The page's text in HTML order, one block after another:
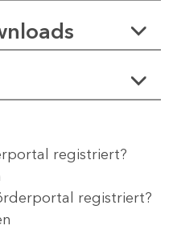
registriert?
registriert?